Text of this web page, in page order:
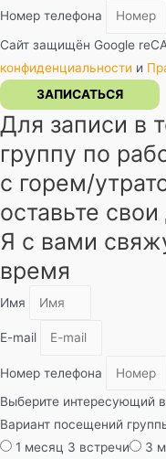
Номер телефона
Сайт защищён Google
конфиденциальности и
ЗАПИСАТЬСЯ
Для записи в
группу по
с горем/
оставьте
Я с вами
время
Имя
E-mail
Номер телефона
Выберите интересующий
Вариант посещений
1 месяц 3 встречи
3